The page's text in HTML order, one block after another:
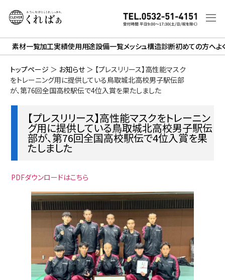
素材一覧加工実績使用用途設備一覧メッシュ構造診断初めての方へよ
トップページ ＞ お知らせ ＞ 【プレスリリース】高性能マスク
をトレーニング用に提供している鳥取城北高校男子駅伝部
が、第76回全国高校駅伝で4位入賞を果たしました
【プレスリリース】高性能マスクをトレーニン
グ用に提供している鳥取城北高校男子駅伝
部が、第76回全国高校駅伝で4位入賞を果
たしました
PDFダウンロードはこちら